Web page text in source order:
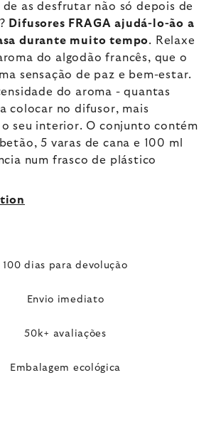
de as desfrutar não só depois de
Difusores FRAGA ajudá-lo-ão a
durante muito tempo. Relaxe
do algodão francês, que o
sensação de paz e bem-estar.
do aroma - quantas
colocar no difusor, mais
seu interior. O conjunto contém
5 varas de cana e 100 ml
num frasco de plástico
100 dias para devolução
Envio imediato
50k+ avaliações
Embalagem ecológica